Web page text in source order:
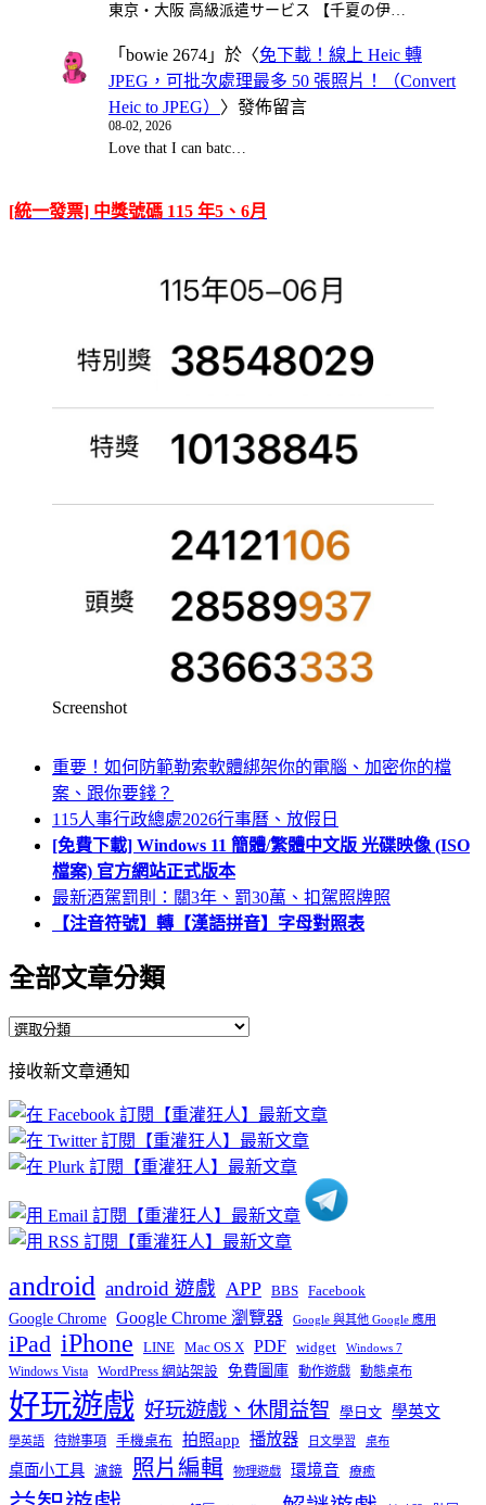
東京・大阪 高級派遣サービス 【千夏の伊…
「 bowie 2674 」於〈免下載！線上 Heic 轉
JPEG，可批次處理最多 50 張照片！（Convert
Heic to JPEG） 〉發佈留言
08-02, 2026
Love that I can batc…
[統一發票] 中獎號碼 115 年5、6月
Screenshot
重要！如何防範勒索軟體綁架你的電腦、加密你的檔
案、跟你要錢？
115人事行政總處2026行事曆、放假日
[免費下載] Windows 11 簡體/繁體中文版 光碟映像 (ISO
檔案) 官方網站正式版本
最新酒駕罰則：關3年、罰30萬、扣駕照牌照
【注音符號】轉【漢語拼音】字母對照表
全部文章分類
全
文
章
分
類
接收新文章通知
android android 遊戲 APP BBS Facebook
Google Chrome Google Chrome 瀏覽器 Google 與其他 Google 應用
iPad iPhone LINE Mac OS X PDF widget Windows 7
Windows Vista WordPress 網站架設 免費圖庫 動作遊戲 動態桌布
好玩遊戲 好玩遊戲、休閒益智 學日文 學英文
學英語 待辦事項 手機桌布 拍照app 播放器 日文學習 桌布
桌面小工具 濾鏡 照片編輯 物理遊戲 環境音 療癒